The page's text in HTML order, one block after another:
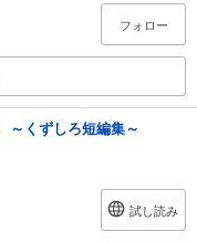
フォロー
～くずしろ短編集～
試し読み